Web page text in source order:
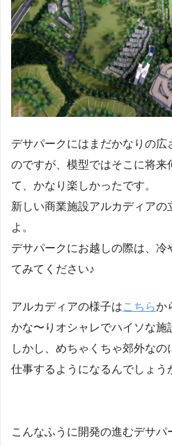
デサパークにはまだかなりの広
のですが、模型ではそこに将来
て、かなり楽しかったです。
新しい商業施設アルカディアの
よ。
デサパークにお越しの際は、冷
てみてください♪
アルカディアの様子はこちらか
かな〜りオシャレでハイソな施
しかし、めちゃくちゃ郊外な
仕事するようになるんでしょう
こんなふうに開発の進むデサパ